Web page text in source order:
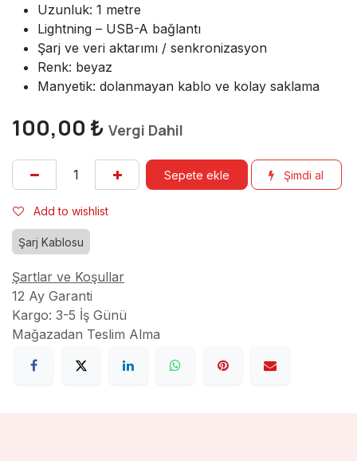
Uzunluk: 1 metre
Lightning – USB-A bağlantı
Şarj ve veri aktarımı / senkronizasyon
Renk: beyaz
Manyetik: dolanmayan kablo ve kolay saklama
100,00 ₺ Vergi Dahil
Sepete ekle Şimdi al
Add to wishlist
Şarj Kablosu
Şartlar ve Koşullar
12 Ay Garanti
Kargo: 3-5 İş Günü
Mağazadan Teslim Alma